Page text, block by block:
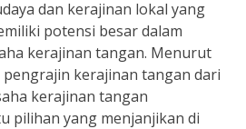
dan kerajinan lokal yang
potensi besar dalam
kerajinan tangan. Menurut
pengrajin kerajinan tangan dari
kerajinan tangan
pilihan yang menjanjikan di